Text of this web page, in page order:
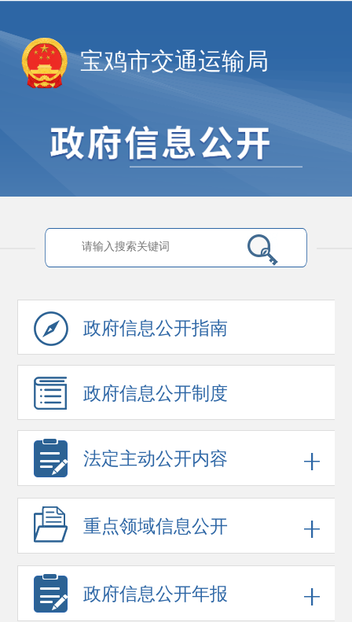
宝鸡市交通运输局
政府信息公开指南
政府信息公开制度
法定主动公开内容
重点领域信息公开
政府信息公开年报